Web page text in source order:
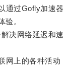
过Gofly加速器
验。
决网络延迟和速
上的各种活动